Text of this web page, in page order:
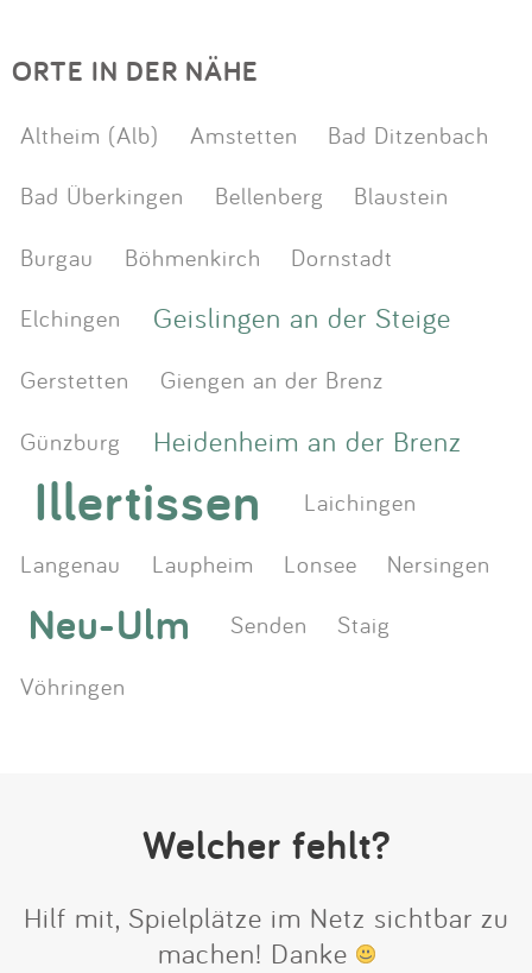
ORTE IN DER NÄHE
Altheim (Alb) Amstetten
Bad Ditzenbach
Bad Überkingen
Bellenberg
Blaustein
Burgau
Böhmenkirch
Dornstadt
Elchingen
Geislingen an der Steige
Gerstetten
Giengen an der Brenz
Günzburg
Heidenheim an der Brenz
Illertissen
Laichingen
Langenau
Laupheim Lonsee Nersingen
Neu-Ulm Senden
Staig
Vöhringen
Welcher fehlt?
Hilf mit, Spielplätze im Netz sichtbar zu
machen! Danke